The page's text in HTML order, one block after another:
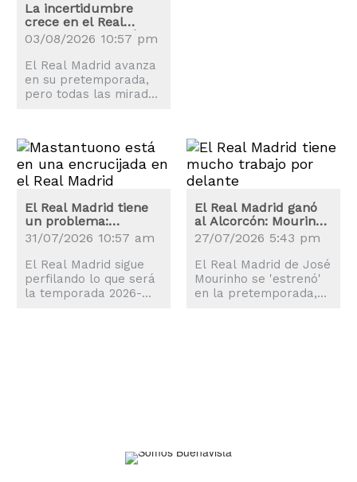
La incertidumbre
crece en el Real
Madrid: ¿Renovará
Vinicius?
03/08/2026 10:57 pm
El Real Madrid avanza
en su pretemporada,
pero todas las miradas
a las órdenes de José
Mourinho.
El Real Madrid tiene
un problema:
Mastantuono
preocupa en el
Bernabéu
31/07/2026 10:57 am
El Real Madrid sigue
perfilando lo que será
la temporada 2026-
El Real Madrid ganó
al Alcorcón: Mourinho
tiene mucho trabajo
por delante
27/07/2026 5:43 pm
El Real Madrid de José
Mourinho se 'estrenó'
en la pretemporada,